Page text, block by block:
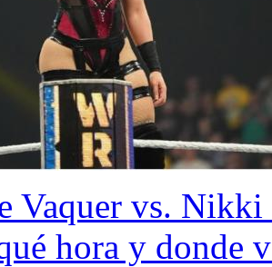
Vaquer vs.
hora y donde